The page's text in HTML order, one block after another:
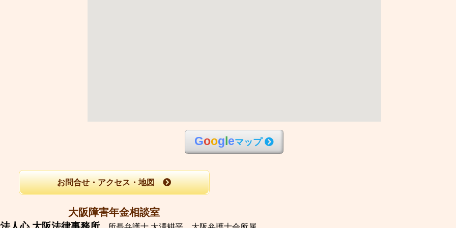
Goog eマップ
お問合せ・アクセス・地図
大阪障害年金相談室